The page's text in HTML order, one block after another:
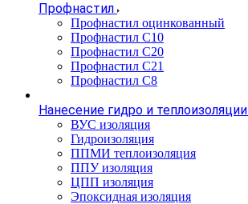
Профнастил
Профнастил оцинкованный
Профнастил С10
Профнастил С20
Профнастил С21
Профнастил С8
Нанесение гидро и теплоизоляции
ВУС изоляция
Гидроизоляция
ППМИ теплоизоляция
ППУ изоляция
ЦПП изоляция
Эпоксидная изоляция